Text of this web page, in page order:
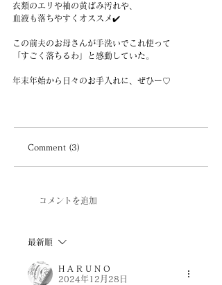
衣類のエリや袖の黄ばみ汚れや、
血液も落ちやすくオススメ✔️
この前夫のお母さんが手洗いでこれ使って
「すごく落ちるわ」と感動していた。
年末年始から日々のお手入れに、ぜひー♡
Comment (3)
コメントを追加
最新順
H A R U N O
2024年12月28日